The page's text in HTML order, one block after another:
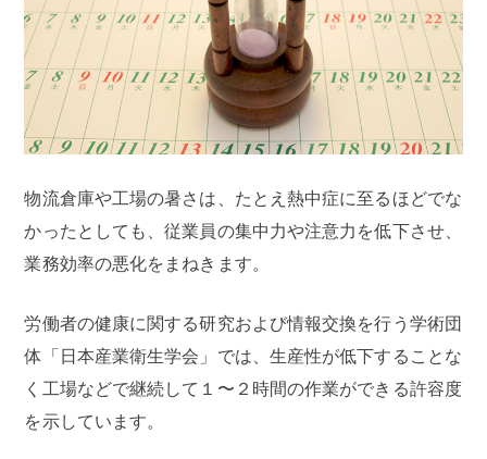
物流倉庫や工場の暑さは、たとえ熱中症に至るほどでな
かったとしても、従業員の集中力や注意力を低下させ、
業務効率の悪化をまねきます。
労働者の健康に関する研究および情報交換を行う学術団
体「日本産業衛生学会」では、生産性が低下することな
く工場などで継続して１〜２時間の作業ができる許容度
を示しています。